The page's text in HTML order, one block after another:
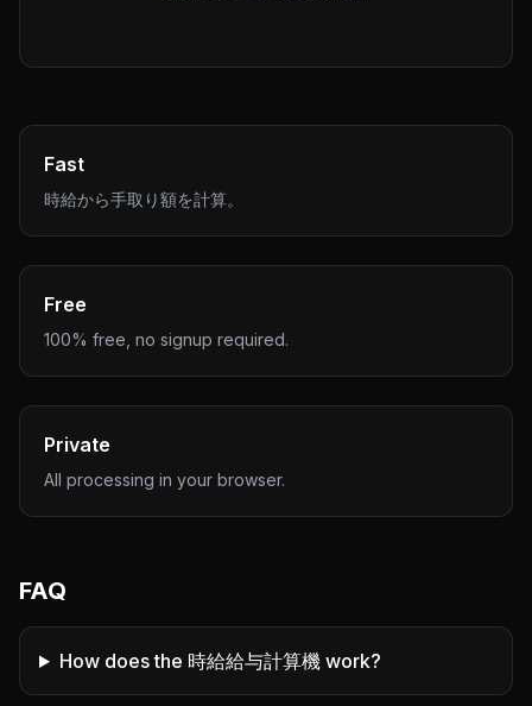
Fast
時給から手取り額を計算。
Free
100% free, no signup required.
Private
All processing in your browser.
FAQ
How does the 時給給与計算機 work?